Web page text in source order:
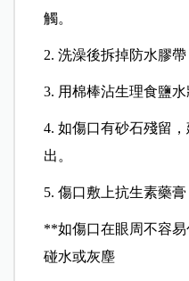
觸。
2. 洗澡後拆掉防水膠帶
3. 用棉棒沾生理食鹽水
4. 如傷口有砂石殘留
出。
5. 傷口敷上抗生素藥膏
**如傷口在眼周不容
碰水或灰塵